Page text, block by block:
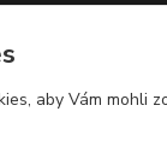
aby Vám mohli